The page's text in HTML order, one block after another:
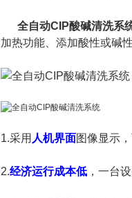
全自动CIP酸碱清洗系
加热功能、添加酸性或碱
1.采用 人机界面图像显示
2.经济运行成本低 ，一台